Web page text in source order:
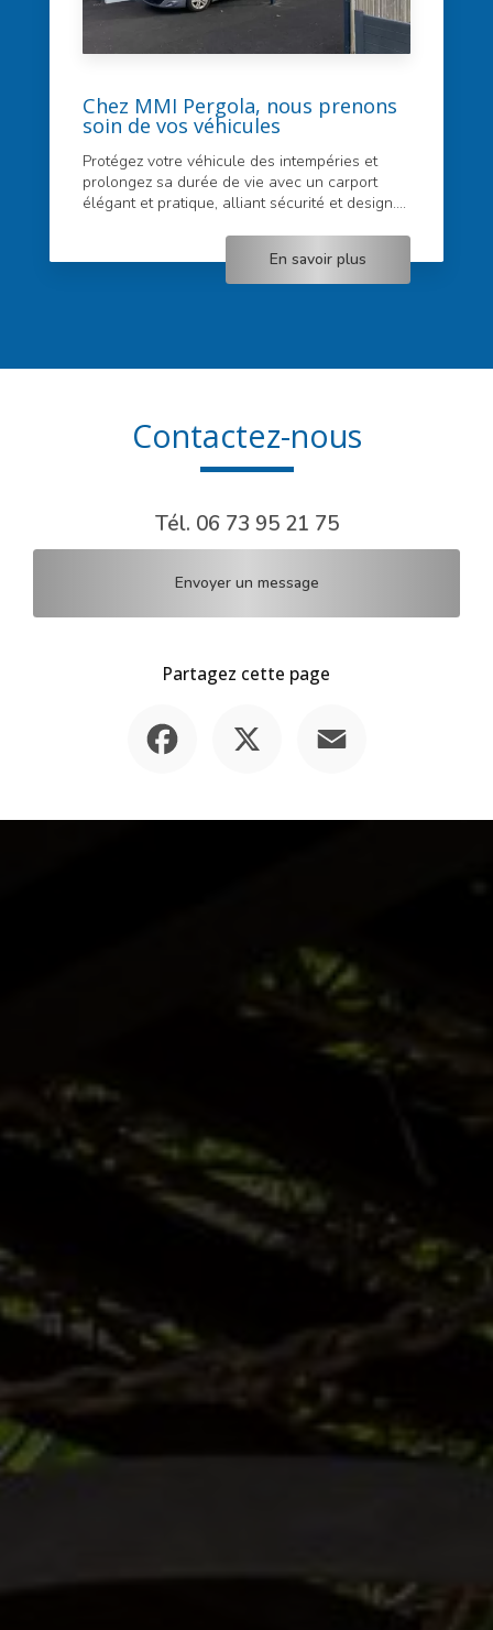
Chez MMI Pergola, nous prenons
soin de vos véhicules
Protégez votre véhicule des intempéries et
prolongez sa durée de vie avec un carport
élégant et pratique, alliant sécurité et design....
En savoir plus
Contactez-nous
Tél. 06 73 95 21 75
Envoyer un message
Partagez cette page